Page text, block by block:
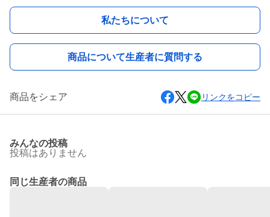
私たちについて
商品について生産者に質問する
商品をシェア リンクをコピー
みんなの投稿
投稿はありません
同じ生産者の商品